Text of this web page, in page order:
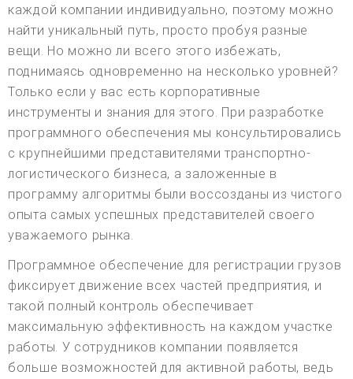
каждой компании индивидуально, поэтому можно
найти уникальный путь, просто пробуя разные
вещи. Но можно ли всего этого избежать,
поднимаясь одновременно на несколько уровней?
Только если у вас есть корпоративные
инструменты и знания для этого. При разработке
программного обеспечения мы консультировались
с крупнейшими представителями транспортно-
логистического бизнеса, а заложенные в
программу алгоритмы были воссозданы из чистого
опыта самых успешных представителей своего
уважаемого рынка.
Программное обеспечение для регистрации грузов
фиксирует движение всех частей предприятия, и
такой полный контроль обеспечивает
максимальную эффективность на каждом участке
работы. У сотрудников компании появляется
больше возможностей для активной работы, ведь